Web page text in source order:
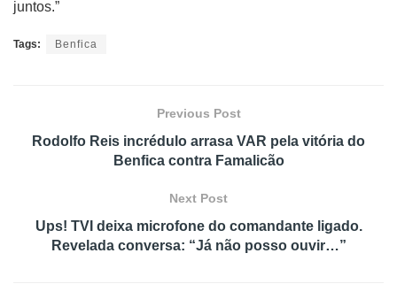
juntos.”
Tags: Benfica
Previous Post
Rodolfo Reis incrédulo arrasa VAR pela vitória do
Benfica contra Famalicão
Next Post
Ups! TVI deixa microfone do comandante ligado.
Revelada conversa: “Já não posso ouvir…”